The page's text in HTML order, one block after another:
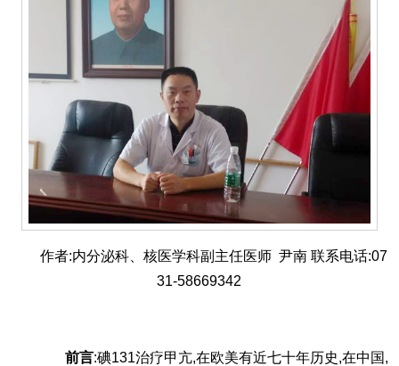
作者:内分泌科、核医学科副主任医师 尹南 联系电话:07
31-58669342
前言:碘131治疗甲亢,在欧美有近七十年历史,在中国,